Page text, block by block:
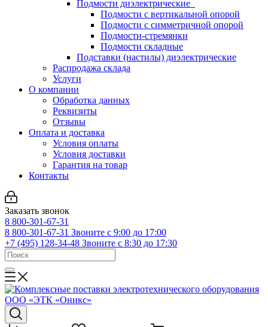
Подмости диэлектрические
Подмости с вертикальной опорой
Подмости с симметричной опорой
Подмости-стремянки
Подмости складные
Подставки (настилы) диэлектрические
Распродажа склада
Услуги
О компании
Обработка данных
Реквизиты
Отзывы
Оплата и доставка
Условия оплаты
Условия доставки
Гарантия на товар
Контакты
Заказать звонок
8 800-301-67-31
8 800-301-67-31 Звоните с 9:00 до 17:00
+7 (495) 128-34-48 Звоните с 8:30 до 17:30